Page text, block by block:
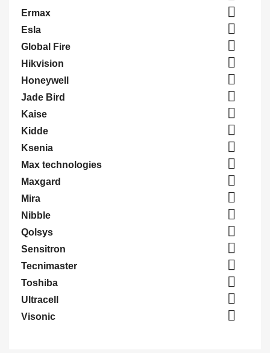
Ermax 
Esla 
Global Fire 
Hikvision 
Honeywell 
Jade Bird 
Kaise 
Kidde 
Ksenia 
Max technologies 
Maxgard 
Mira 
Nibble 
Qolsys 
Sensitron 
Tecnimaster 
Toshiba 
Ultracell 
Visonic 